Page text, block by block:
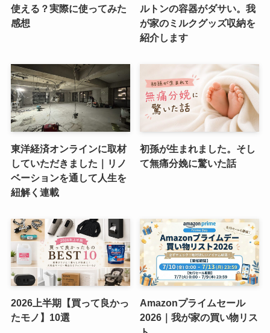
使える？実際に使ってみた
感想
ルトンの容器がダサい。我
が家のミルクグッズ収納を
紹介します
東洋経済オンラインに取材
していただきました｜リノ
ベーションを通して人生を
紐解く連載
初孫が生まれました。そし
て無痛分娩に驚いた話
2026上半期【買って良かっ
たモノ】10選
Amazonプライムセール
2026｜我が家の買い物リス